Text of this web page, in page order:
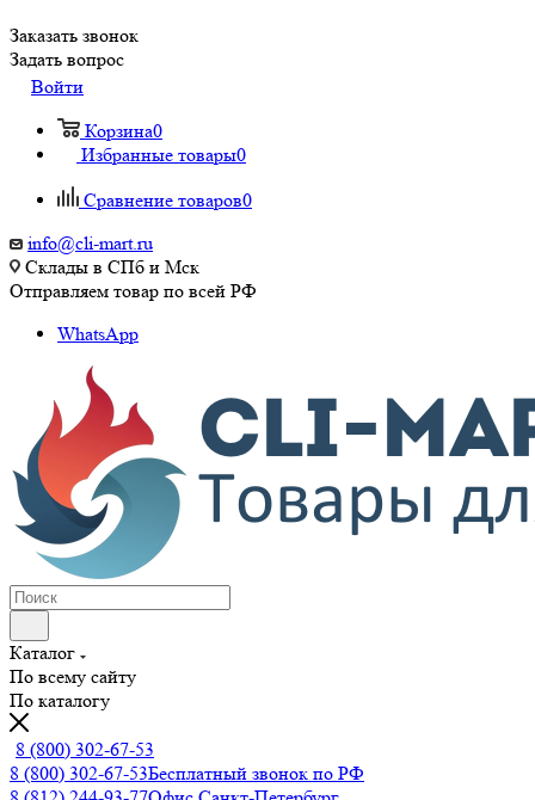
Заказать звонок
Задать вопрос
Войти
Корзина0
Избранные товары0
Сравнение товаров0
info@cli-mart.ru
Склады в СПб и Мск
Отправляем товар по всей РФ
WhatsApp
Каталог
По всему сайту
По каталогу
8 (800) 302-67-53
8 (800) 302-67-53Бесплатный звонок по РФ